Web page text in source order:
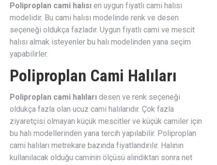
Poliproplan cami halısı en uygun fiyatlı cami halısı
modelidir. Bu cami halısı modelinde renk ve desen
seçeneği oldukça fazladır. Uygun fiyatlı cami ve mescit
halısı almak isteyenler bu halı modelinden yana seçim
yapabilirler.
Poliproplan Cami Halıları
Poliproplan cami halıları desen ve renk seçeneği
oldukça fazla olan ucuz cami halılarıdır. Çok fazla
ziyaretçisi olmayan küçük mescitler ve küçük camiler için
bu halı modellerinden yana tercih yapılabilir. Poliproplan
cami halıları metrekare bazında fiyatlandırılır. Halının
kullanılacak olduğu caminin ölçüsü alındıktan sonra net